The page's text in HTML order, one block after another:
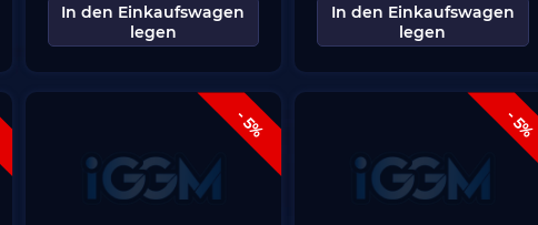
In den Einkaufswagen
legen
In den Einkaufswagen
legen
- 5% - 5%